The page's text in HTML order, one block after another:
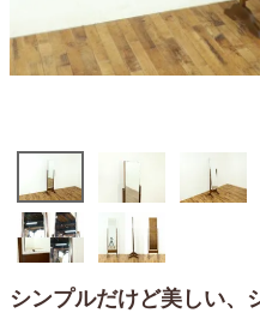
シンプルだけど美しい